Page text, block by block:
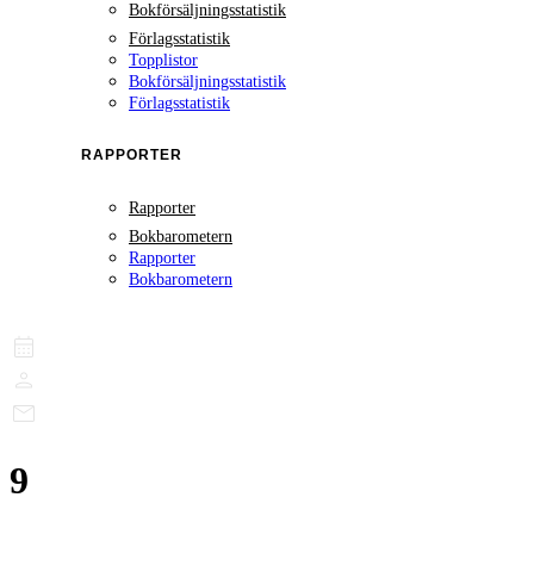
Bokförsäljningsstatistik
Förlagsstatistik
Topplistor
Bokförsäljningsstatistik
Förlagsstatistik
RAPPORTER
Rapporter
Bokbarometern
Rapporter
Bokbarometern
9